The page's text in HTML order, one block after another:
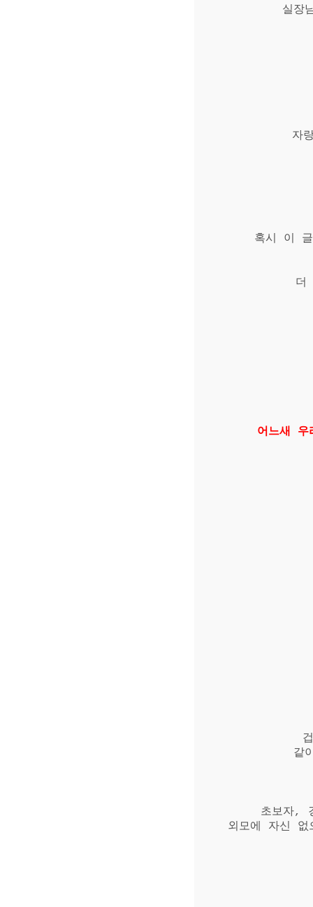
실장
자
혹시 이
더
어느새
같
초보자,
외모에 자신